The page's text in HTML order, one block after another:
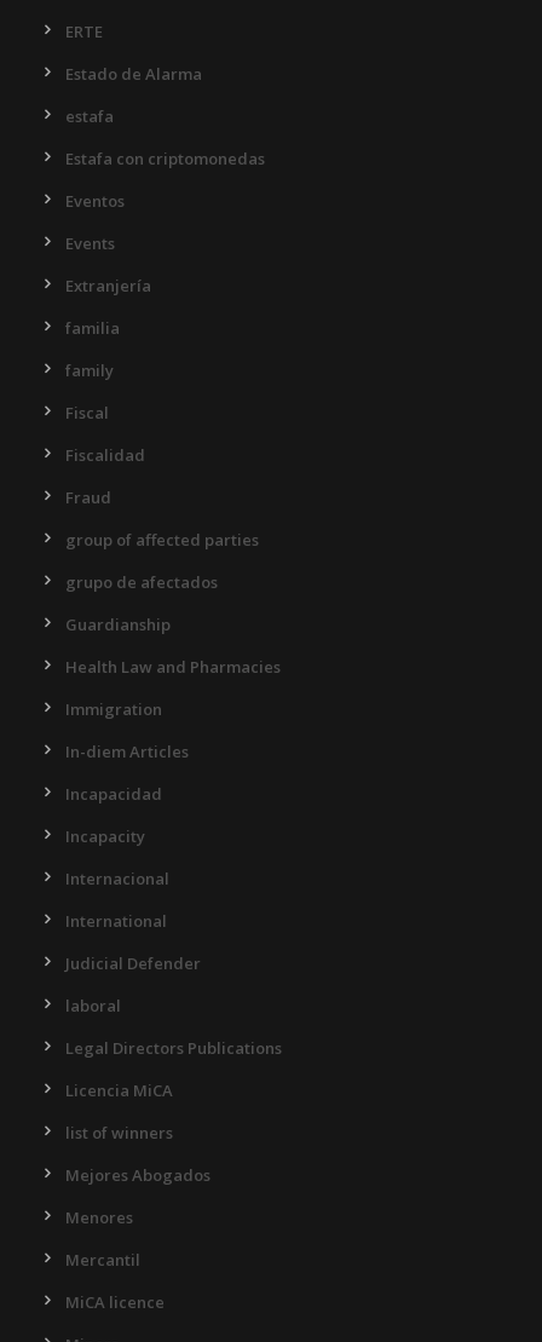
ERTE
Estado de Alarma
estafa
Estafa con criptomonedas
Eventos
Events
Extranjería
familia
family
Fiscal
Fiscalidad
Fraud
group of affected parties
grupo de afectados
Guardianship
Health Law and Pharmacies
Immigration
In-diem Articles
Incapacidad
Incapacity
Internacional
International
Judicial Defender
laboral
Legal Directors Publications
Licencia MiCA
list of winners
Mejores Abogados
Menores
Mercantil
MiCA licence